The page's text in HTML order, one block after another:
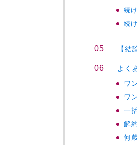
続
続
【結
よく
ワ
ワ
一
解
何